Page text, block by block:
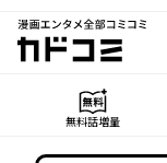
漫画エンタメ全部
カド
無料話増量